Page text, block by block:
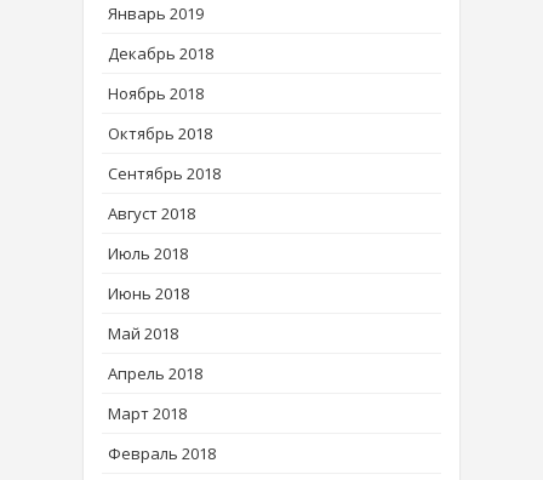
Январь 2019
Декабрь 2018
Ноябрь 2018
Октябрь 2018
Сентябрь 2018
Август 2018
Июль 2018
Июнь 2018
Май 2018
Апрель 2018
Март 2018
Февраль 2018